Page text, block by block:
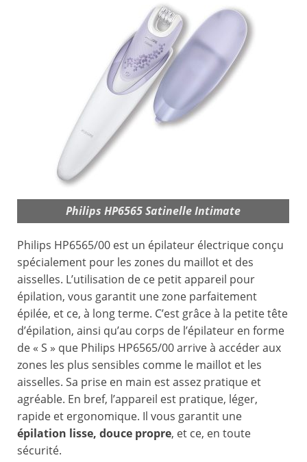
Philips HP6565 Satinelle Intimate
Philips HP6565/00 est un épilateur électrique conçu
spécialement pour les zones du maillot et des
aisselles. L’utilisation de ce petit appareil pour
épilation, vous garantit une zone parfaitement
épilée, et ce, à long terme. C’est grâce à la petite tête
d’épilation, ainsi qu’au corps de l’épilateur en forme
de « S » que Philips HP6565/00 arrive à accéder aux
zones les plus sensibles comme le maillot et les
aisselles. Sa prise en main est assez pratique et
agréable. En bref, l’appareil est pratique, léger,
rapide et ergonomique. Il vous garantit une
épilation lisse, douce propre, et ce, en toute
sécurité.